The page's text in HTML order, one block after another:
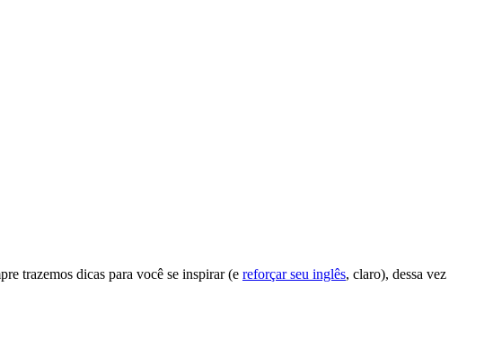
trazemos dicas para você se inspirar (e reforçar seu inglês, claro), dessa vez